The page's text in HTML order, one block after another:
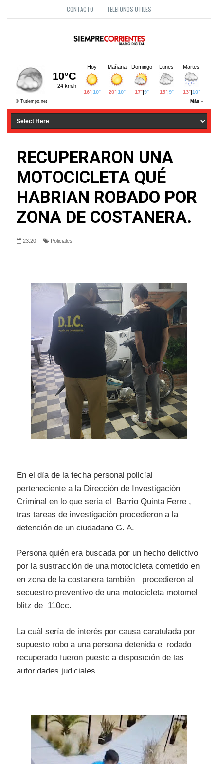
CONTACTO TELEFONOS UTILES
RECUPERARON UNA
MOTOCICLETA QUÉ
HABRIAN ROBADO POR
ZONA DE COSTANERA.
23:20 Policiales
En el día de la fecha personal policíal
perteneciente a la Dirección de Investigación
Criminal en lo que seria el Barrio Quinta Ferre ,
tras tareas de investigación procedieron a la
detención de un ciudadano G. A.
Persona quién era buscada por un hecho delictivo
por la sustracción de una motocicleta cometido en
en zona de la costanera también procedieron al
secuestro preventivo de una motocicleta motomel
blitz de 110cc.
La cuál sería de interés por causa caratulada por
supuesto robo a una persona detenida el rodado
recuperado fueron puesto a disposición de las
autoridades judiciales.